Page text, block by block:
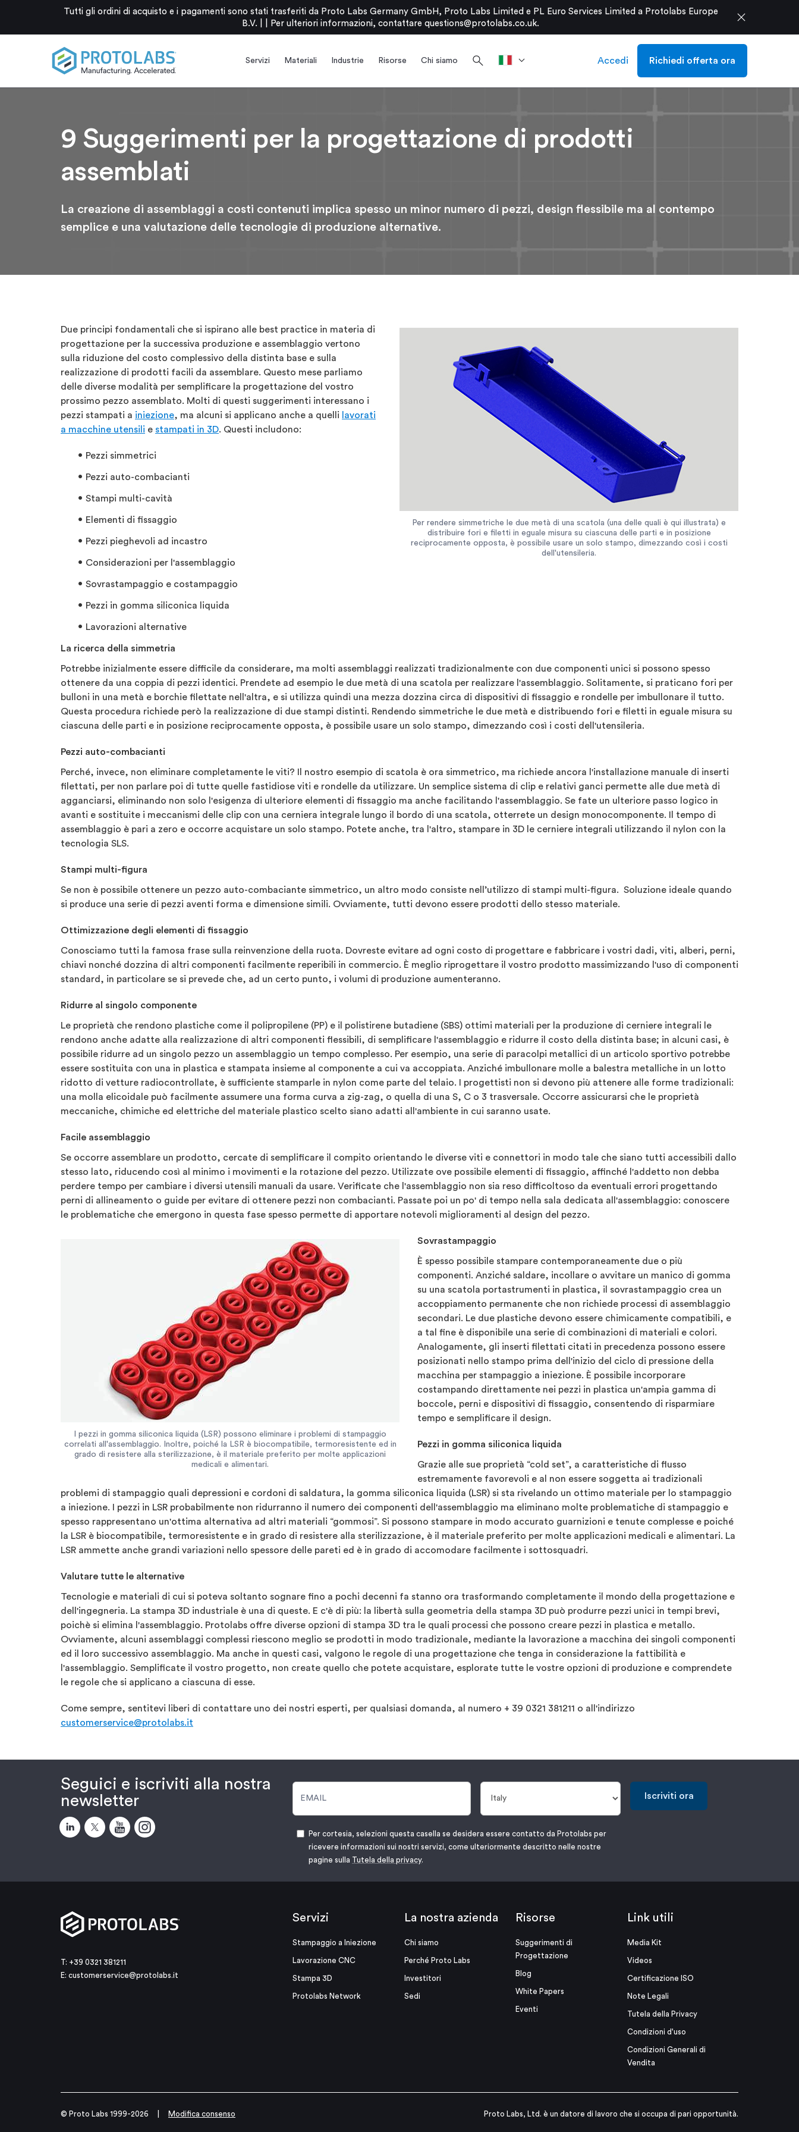
Tutti gli ordini di acquisto e i pagamenti sono stati trasferiti da Proto Labs Germany GmbH, Proto Labs Limited e PL Euro Services Limited a Protolabs Europe
B.V. |
Per ulteriori informazioni, contattare questions@protolabs.co.uk. close
Servizi Materiali Industrie Risorse Chi siamo search Accedi Richiedi offerta ora
9 Suggerimenti per la progettazione di prodotti
assemblati
La creazione di assemblaggi a costi contenuti implica spesso un minor numero di pezzi, design flessibile ma al contempo
semplice e una valutazione delle tecnologie di produzione alternative.
Per rendere simmetriche le due metà di una scatola (una delle quali è qui illustrata) e
distribuire fori e filetti in eguale misura su ciascuna delle parti e in posizione
reciprocamente opposta, è possibile usare un solo stampo, dimezzando così i costi
dell'utensileria.
Due principi fondamentali che si ispirano alle best practice in materia di
progettazione per la successiva produzione e assemblaggio vertono
sulla riduzione del costo complessivo della distinta base e sulla
realizzazione di prodotti facili da assemblare. Questo mese parliamo
delle diverse modalità per semplificare la progettazione del vostro
prossimo pezzo assemblato. Molti di questi suggerimenti interessano i
pezzi stampati a iniezione, ma alcuni si applicano anche a quelli
lavorati
a macchine utensili e stampati in 3D. Questi includono:
Pezzi simmetrici
Pezzi auto-combacianti
Stampi multi-cavità
Elementi di fissaggio
Pezzi pieghevoli ad incastro
Considerazioni per l'assemblaggio
Sovrastampaggio e costampaggio
Pezzi in gomma siliconica liquida
Lavorazioni alternative
La ricerca della simmetria
Potrebbe inizialmente essere difficile da considerare, ma molti assemblaggi realizzati tradizionalmente con due componenti unici si possono spesso
ottenere da una coppia di pezzi identici. Prendete ad esempio le due metà di una scatola per realizzare l'assemblaggio. Solitamente, si praticano fori per
bulloni in una metà e borchie filettate nell'altra, e si utilizza quindi una mezza dozzina circa di dispositivi di fissaggio e rondelle per imbullonare il tutto.
Questa procedura richiede però la realizzazione di due stampi distinti. Rendendo simmetriche le due metà e distribuendo fori e filetti in eguale misura su
ciascuna delle parti e in posizione reciprocamente opposta, è possibile usare un solo stampo, dimezzando così i costi dell'utensileria.
Pezzi auto-combacianti
Perché, invece, non eliminare completamente le viti? Il nostro esempio di scatola è ora simmetrico, ma richiede ancora l'installazione manuale di inserti
filettati, per non parlare poi di tutte quelle fastidiose viti e rondelle da utilizzare. Un semplice sistema di clip e relativi ganci permette alle due metà di
agganciarsi, eliminando non solo l'esigenza di ulteriore elementi di fissaggio ma anche facilitando l'assemblaggio. Se fate un ulteriore passo logico in
avanti e sostituite i meccanismi delle clip con una cerniera integrale lungo il bordo di una scatola, otterrete un design monocomponente. Il tempo di
assemblaggio è pari a zero e occorre acquistare un solo stampo. Potete anche, tra l'altro, stampare in 3D le cerniere integrali utilizzando il nylon con la
tecnologia SLS.
Stampi multi-figura
Se non è possibile ottenere un pezzo auto-combaciante simmetrico, un altro modo consiste nell’utilizzo di stampi multi-figura. Soluzione ideale quando
si produce una serie di pezzi aventi forma e dimensione simili. Ovviamente, tutti devono essere prodotti dello stesso materiale.
Ottimizzazione degli elementi di fissaggio
Conosciamo tutti la famosa frase sulla reinvenzione della ruota. Dovreste evitare ad ogni costo di progettare e fabbricare i vostri dadi, viti, alberi, perni,
chiavi nonché dozzina di altri componenti facilmente reperibili in commercio. È meglio riprogettare il vostro prodotto massimizzando l'uso di componenti
standard, in particolare se si prevede che, ad un certo punto, i volumi di produzione aumenteranno.
Ridurre al singolo componente
Le proprietà che rendono plastiche come il polipropilene (PP) e il polistirene butadiene (SBS) ottimi materiali per la produzione di cerniere integrali le
rendono anche adatte alla realizzazione di altri componenti flessibili, di semplificare l'assemblaggio e ridurre il costo della distinta base; in alcuni casi, è
possibile ridurre ad un singolo pezzo un assemblaggio un tempo complesso. Per esempio, una serie di paracolpi metallici di un articolo sportivo potrebbe
essere sostituita con una in plastica e stampata insieme al componente a cui va accoppiata. Anziché imbullonare molle a balestra metalliche in un lotto
ridotto di vetture radiocontrollate, è sufficiente stamparle in nylon come parte del telaio. I progettisti non si devono più attenere alle forme tradizionali:
una molla elicoidale può facilmente assumere una forma curva a zig-zag, o quella di una S, C o 3 trasversale. Occorre assicurarsi che le proprietà
meccaniche, chimiche ed elettriche del materiale plastico scelto siano adatti all'ambiente in cui saranno usate.
Facile assemblaggio
Se occorre assemblare un prodotto, cercate di semplificare il compito orientando le diverse viti e connettori in modo tale che siano tutti accessibili dallo
stesso lato, riducendo così al minimo i movimenti e la rotazione del pezzo. Utilizzate ove possibile elementi di fissaggio, affinché l'addetto non debba
perdere tempo per cambiare i diversi utensili manuali da usare. Verificate che l'assemblaggio non sia reso difficoltoso da eventuali errori progettando
perni di allineamento o guide per evitare di ottenere pezzi non combacianti. Passate poi un po' di tempo nella sala dedicata all'assemblaggio: conoscere
le problematiche che emergono in questa fase spesso permette di apportare notevoli miglioramenti al design del pezzo.
I pezzi in gomma siliconica liquida (LSR) possono eliminare i problemi di stampaggio
correlati all'assemblaggio. Inoltre, poiché la LSR è biocompatibile, termoresistente ed in
grado di resistere alla sterilizzazione, è il materiale preferito per molte applicazioni
medicali e alimentari.
Sovrastampaggio
È spesso possibile stampare contemporaneamente due o più
componenti. Anziché saldare, incollare o avvitare un manico di gomma
su una scatola portastrumenti in plastica, il sovrastampaggio crea un
accoppiamento permanente che non richiede processi di assemblaggio
secondari. Le due plastiche devono essere chimicamente compatibili, e
a tal fine è disponibile una serie di combinazioni di materiali e colori.
Analogamente, gli inserti filettati citati in precedenza possono essere
posizionati nello stampo prima dell'inizio del ciclo di pressione della
macchina per stampaggio a iniezione. È possibile incorporare
costampando direttamente nei pezzi in plastica un'ampia gamma di
boccole, perni e dispositivi di fissaggio, consentendo di risparmiare
tempo e semplificare il design.
Pezzi in gomma siliconica liquida
Grazie alle sue proprietà “cold set”, a caratteristiche di flusso
estremamente favorevoli e al non essere soggetta ai tradizionali
problemi di stampaggio quali depressioni e cordoni di saldatura, la gomma siliconica liquida (LSR) si sta rivelando un ottimo materiale per lo stampaggio
a iniezione. I pezzi in LSR probabilmente non ridurranno il numero dei componenti dell'assemblaggio ma eliminano molte problematiche di stampaggio e
spesso rappresentano un'ottima alternativa ad altri materiali “gommosi”. Si possono stampare in modo accurato guarnizioni e tenute complesse e poiché
la LSR è biocompatibile, termoresistente e in grado di resistere alla sterilizzazione, è il materiale preferito per molte applicazioni medicali e alimentari. La
LSR ammette anche grandi variazioni nello spessore delle pareti ed è in grado di accomodare facilmente i sottosquadri.
Valutare tutte le alternative
Tecnologie e materiali di cui si poteva soltanto sognare fino a pochi decenni fa stanno ora trasformando completamente il mondo della progettazione e
dell'ingegneria. La stampa 3D industriale è una di queste. E c'è di più: la libertà sulla geometria della stampa 3D può produrre pezzi unici in tempi brevi,
poichè si elimina l'assemblaggio. Protolabs offre diverse opzioni di stampa 3D tra le quali processi che possono creare pezzi in plastica e metallo.
Ovviamente, alcuni assemblaggi complessi riescono meglio se prodotti in modo tradizionale, mediante la lavorazione a macchina dei singoli componenti
ed il loro successivo assemblaggio. Ma anche in questi casi, valgono le regole di una progettazione che tenga in considerazione la fattibilità e
l'assemblaggio. Semplificate il vostro progetto, non create quello che potete acquistare, esplorate tutte le vostre opzioni di produzione e comprendete
le regole che si applicano a ciascuna di esse.
Come sempre, sentitevi liberi di contattare uno dei nostri esperti, per qualsiasi domanda, al numero + 39 0321 381211 o all'indirizzo
customerservice@protolabs.it
Seguici e iscriviti alla nostra
newsletter
Iscriviti ora
Per cortesia, selezioni questa casella se desidera essere contatto da Protolabs per
ricevere informazioni sui nostri servizi, come ulteriormente descritto nelle nostre
pagine sulla Tutela della privacy.
T: +39 0321 381211
E: customerservice@protolabs.it
Servizi
Stampaggio a Iniezione
Lavorazione CNC
Stampa 3D
Protolabs Network
La nostra azienda
Chi siamo
Perché Proto Labs
Investitori
Sedi
Risorse
Suggerimenti di
Progettazione
Blog
White Papers
Eventi
Link utili
Media Kit
Videos
Certificazione ISO
Note Legali
Tutela della Privacy
Condizioni d'uso
Condizioni Generali di
Vendita
© Proto Labs 1999-2026 Modifica consenso Proto Labs, Ltd. è un datore di lavoro che si occupa di pari opportunità.